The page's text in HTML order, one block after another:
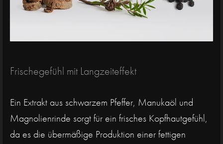
Frischegefühl mit Langzeiteffekt
Ein Extrakt aus schwarzem Pfeffer, Manukaöl und
Magnolienrinde sorgt für ein frisches Kopfhautgefühl,
da es die übermäßige Produktion einer fettigen